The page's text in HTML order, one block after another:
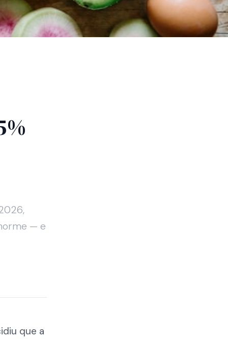
— e
que a